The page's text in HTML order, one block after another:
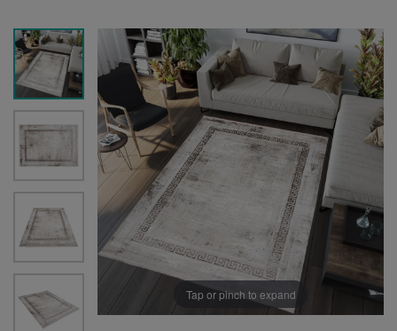
Tap or pinch to expand